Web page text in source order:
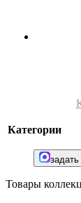
Категории
Товары